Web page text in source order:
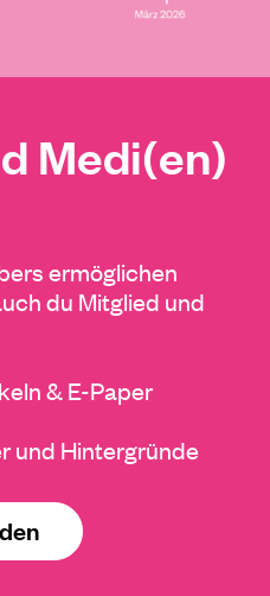
Medi(en)
ermöglichen
du Mitglied und
& E-Paper
und Hintergründe